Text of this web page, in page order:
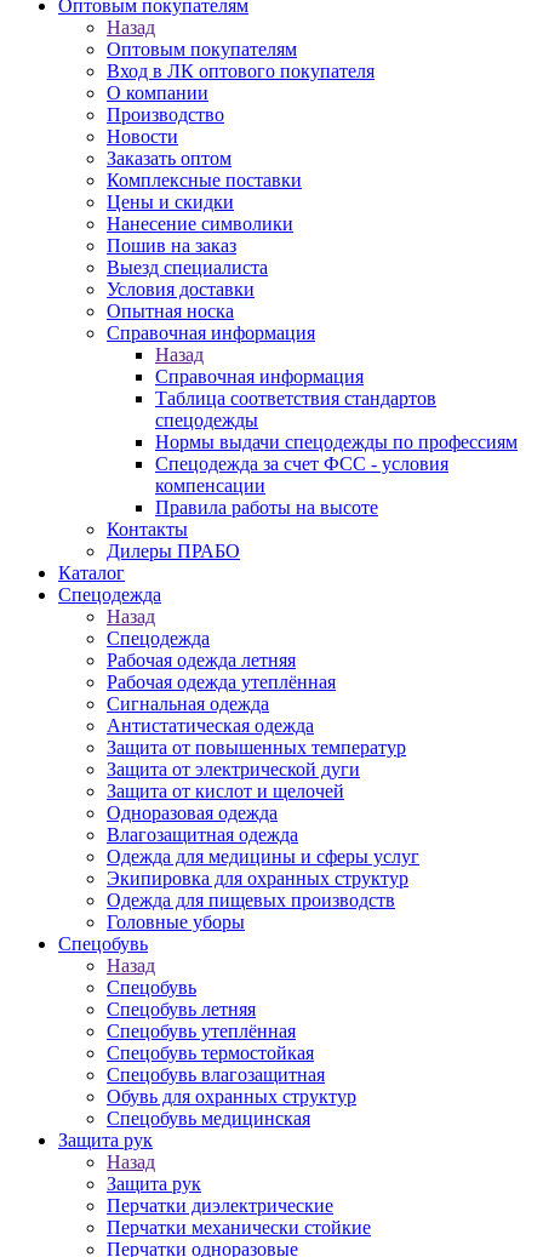
Оптовым покупателям
Назад
Оптовым покупателям
Вход в ЛК оптового покупателя
О компании
Производство
Новости
Заказать оптом
Комплексные поставки
Цены и скидки
Нанесение символики
Пошив на заказ
Выезд специалиста
Условия доставки
Опытная носка
Справочная информация
Назад
Справочная информация
Таблица соответствия стандартов
спецодежды
Нормы выдачи спецодежды по профессиям
Спецодежда за счет ФСС - условия
компенсации
Правила работы на высоте
Контакты
Дилеры ПРАБО
Каталог
Спецодежда
Назад
Спецодежда
Рабочая одежда летняя
Рабочая одежда утеплённая
Сигнальная одежда
Антистатическая одежда
Защита от повышенных температур
Защита от электрической дуги
Защита от кислот и щелочей
Одноразовая одежда
Влагозащитная одежда
Одежда для медицины и сферы услуг
Экипировка для охранных структур
Одежда для пищевых производств
Головные уборы
Спецобувь
Назад
Спецобувь
Спецобувь летняя
Спецобувь утеплённая
Спецобувь термостойкая
Спецобувь влагозащитная
Обувь для охранных структур
Спецобувь медицинская
Защита рук
Назад
Защита рук
Перчатки диэлектрические
Перчатки механически стойкие
Перчатки одноразовые